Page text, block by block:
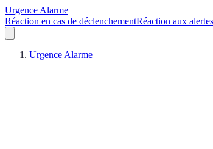
Urgence Alarme
Réaction en cas de déclenchementRéaction aux alertes
Urgence Alarme